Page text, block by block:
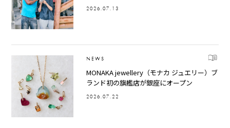
2026.07.13
NEWS
MONAKA jewellery（モナカ ジュエリー）ブ
ランド初の旗艦店が銀座にオープン
2026.07.22